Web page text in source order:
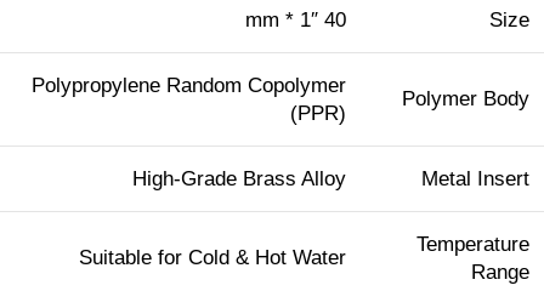
Size
40 mm * 1″
Polymer Body
Polypropylene Random Copolymer
(PPR)
Metal Insert
High-Grade Brass Alloy
Temperature
Range
Suitable for Cold & Hot Water